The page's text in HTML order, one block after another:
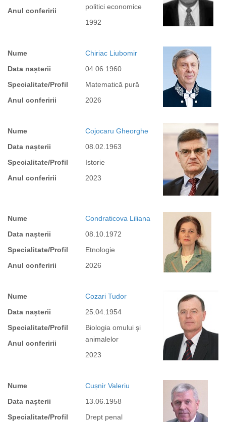
Anul conferirii
politici economice
1992
Nume
Data nașterii
Specialitate/Profil
Anul conferirii
Chiriac Liubomir
04.06.1960
Matematică pură
2026
Nume
Data nașterii
Specialitate/Profil
Anul conferirii
Cojocaru Gheorghe
08.02.1963
Istorie
2023
Nume
Data nașterii
Specialitate/Profil
Anul conferirii
Condraticova Liliana
08.10.1972
Etnologie
2026
Nume
Data nașterii
Specialitate/Profil
Anul conferirii
Cozari Tudor
25.04.1954
Biologia omului și
animalelor
2023
Nume
Data nașterii
Specialitate/Profil
Cușnir Valeriu
13.06.1958
Drept penal